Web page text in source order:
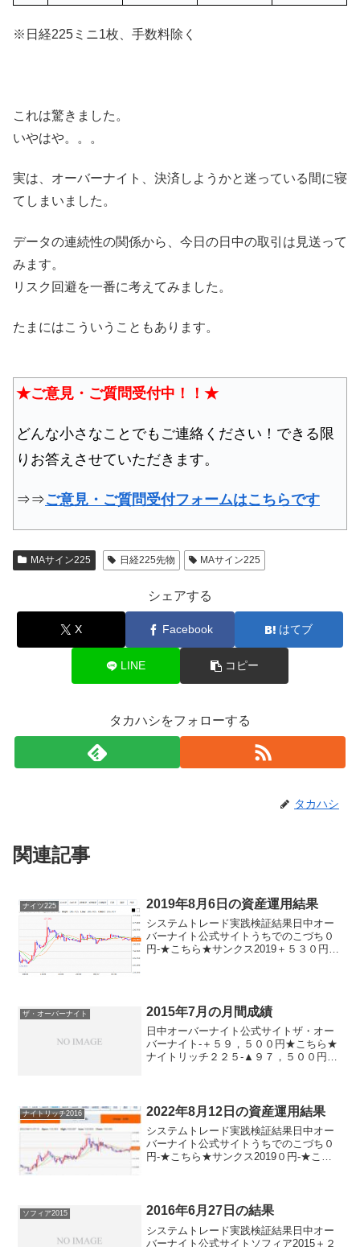
※日経225ミニ1枚、手数料除く
これは驚きました。
いやはや。。。
実は、オーバーナイト、決済しようかと迷っている間に寝
てしまいました。
データの連続性の関係から、今日の日中の取引は見送って
みます。
リスク回避を一番に考えてみました。
たまにはこういうこともあります。
★ご意見・ご質問受付中！！★
どんな小さなことでもご連絡ください！できる限
りお答えさせていただきます。
⇒⇒ご意見・ご質問受付フォームはこちらです
MAサイン225 日経225先物 MAサイン225
シェアする
X Facebook はてブ
LINE コピー
タカハシをフォローする
タカハシ
関連記事
ナイツ225 2019年8月6日の資産運用結果
システムトレード実践検証結果日中オー
バーナイト公式サイトうちでのこづち０
円-★こちら★サンクス2019＋５３０円-
ザ・オーバーナイト 2015年7月の月間成績
日中オーバーナイト公式サイトザ・オー
バーナイト-＋５９，５００円★こちら★
ナイトリッチ２２５-▲９７，５００円パ
ちら★デイ...
ナイトリッチ2016 2022年8月12日の資産運用結果
システムトレード実践検証結果日中オー
バーナイト公式サイトうちでのこづち０
円-★こちら★サンクス2019０円-★こち
０...
ソフィア2015 2016年6月27日の結果
システムトレード実践検証結果日中オー
バーナイト公式サイトソフィア2015＋２